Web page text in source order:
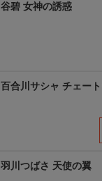
谷碧 女神の誘惑
百合川サシャ チェー
羽川つばさ 天使の翼